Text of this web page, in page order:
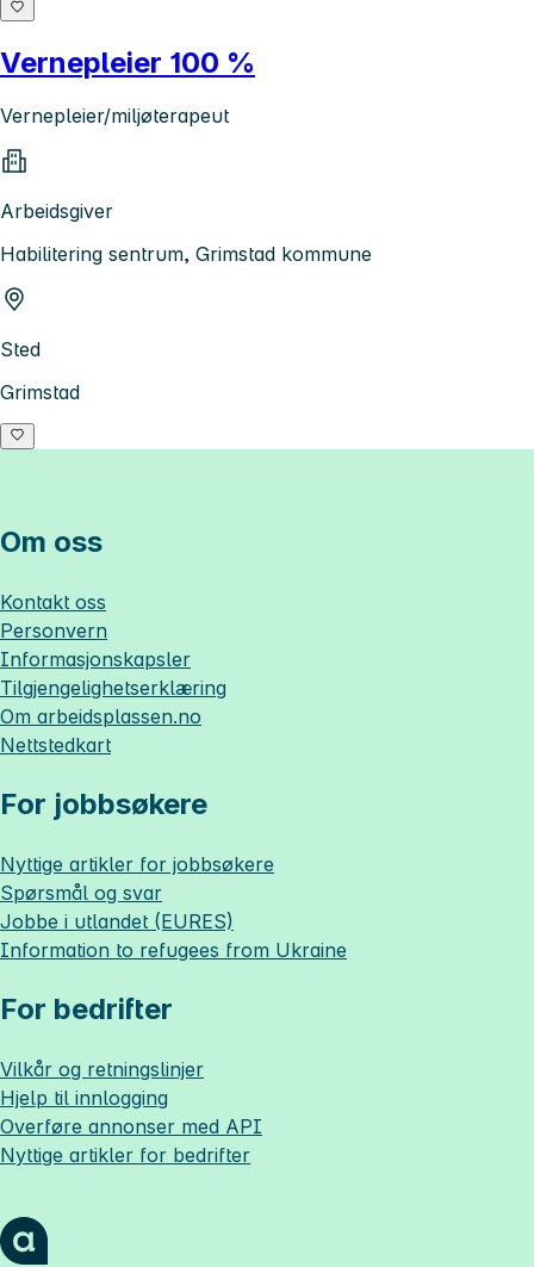
Vernepleier 100 %
Vernepleier/miljøterapeut
Arbeidsgiver
Habilitering sentrum, Grimstad kommune
Sted
Grimstad
Om oss
Kontakt oss
Personvern
Informasjonskapsler
Tilgjengelighetserklæring
Om arbeidsplassen.no
Nettstedkart
For jobbsøkere
Nyttige artikler for jobbsøkere
Spørsmål og svar
Jobbe i utlandet (EURES)
Information to refugees from Ukraine
For bedrifter
Vilkår og retningslinjer
Hjelp til innlogging
Overføre annonser med API
Nyttige artikler for bedrifter